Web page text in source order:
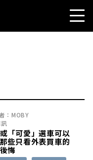
： MOBY
「可愛」選車可以
些只看外表買車的
悔